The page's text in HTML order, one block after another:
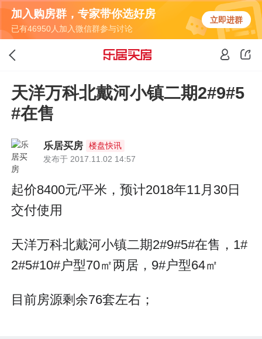
加入购房群，专家带你选好房
已有46950人加入微信群参与讨论
立即进群
天洋万科北戴河小镇二期2#9#5
#在售
乐居买房
楼盘快讯
发布于 2017.11.02 14:57
起价8400元/平米，预计2018年11月30日
交付使用
天洋万科北戴河小镇二期2#9#5#在售，1#
2#5#10#户型70㎡两居，9#户型64㎡
目前房源剩余76套左右；